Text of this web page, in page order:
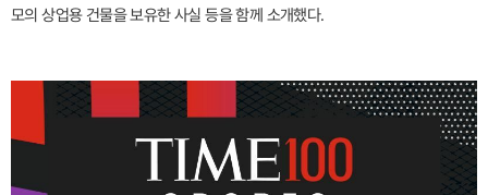
모의 상업용 건물을 보유한 사실 등을 함께 소개했다.